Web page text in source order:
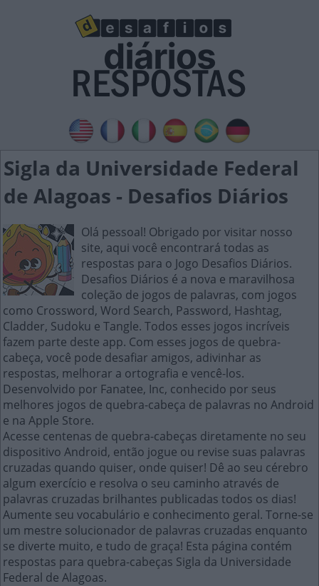
Sigla da Universidade Federal
de Alagoas - Desafios Diários
Olá pessoal! Obrigado por visitar nosso
site, aqui você encontrará todas as
respostas para o Jogo Desafios Diários.
Desafios Diários é a nova e maravilhosa
coleção de jogos de palavras, com jogos
como Crossword, Word Search, Password, Hashtag,
Cladder, Sudoku e Tangle. Todos esses jogos incríveis
fazem parte deste app. Com esses jogos de quebra-
cabeça, você pode desafiar amigos, adivinhar as
respostas, melhorar a ortografia e vencê-los.
Desenvolvido por Fanatee, Inc, conhecido por seus
melhores jogos de quebra-cabeça de palavras no Android
e na Apple Store.
Acesse centenas de quebra-cabeças diretamente no seu
dispositivo Android, então jogue ou revise suas palavras
cruzadas quando quiser, onde quiser! Dê ao seu cérebro
algum exercício e resolva o seu caminho através de
palavras cruzadas brilhantes publicadas todos os dias!
Aumente seu vocabulário e conhecimento geral. Torne-se
um mestre solucionador de palavras cruzadas enquanto
se diverte muito, e tudo de graça! Esta página contém
respostas para quebra-cabeças Sigla da Universidade
Federal de Alagoas.